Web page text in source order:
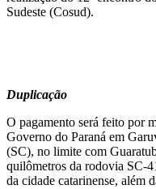
Sudeste (Cosud).
Duplicação
O pagamento será feito por
Governo do Paraná em
(SC), no limite com
quilômetros da rodovia SC-
da cidade catarinense, além